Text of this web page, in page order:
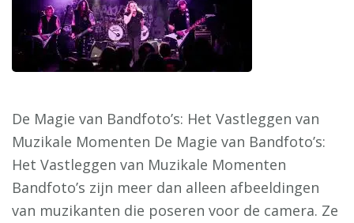
De Magie van Bandfoto’s: Het Vastleggen van
Muzikale Momenten De Magie van Bandfoto’s:
Het Vastleggen van Muzikale Momenten
Bandfoto’s zijn meer dan alleen afbeeldingen
van muzikanten die poseren voor de camera. Ze